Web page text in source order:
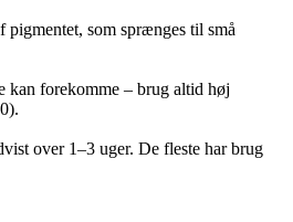
pigmentet, som sprænges til små
kan forekomme – brug altid høj
over 1–3 uger. De fleste har brug